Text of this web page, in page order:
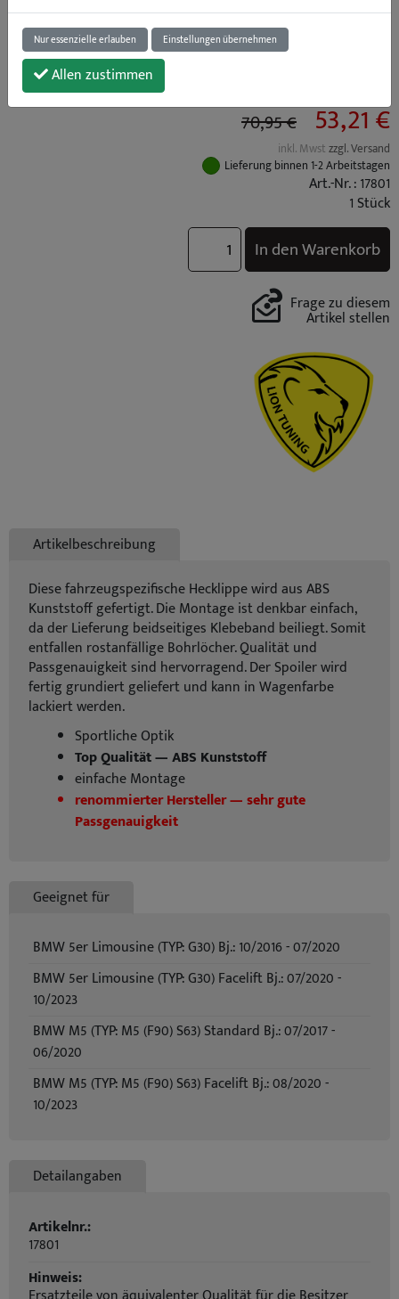
70,95 € 53,21 €
inkl. Mwstzzgl. Versand
Lieferung binnen 1-2 Arbeitstagen
Art.-Nr. : 17801
1 Stück
In den Warenkorb
Frage zu diesem
Artikel stellen
Artikelbeschreibung
Diese fahrzeugspezifische Hecklippe wird aus ABS
Kunststoff gefertigt. Die Montage ist denkbar einfach,
da der Lieferung beidseitiges Klebeband beiliegt. Somit
entfallen rostanfällige Bohrlöcher. Qualität und
Passgenauigkeit sind hervorragend. Der Spoiler wird
fertig grundiert geliefert und kann in Wagenfarbe
lackiert werden.
Sportliche Optik
Top Qualität — ABS Kunststoff
einfache Montage
renommierter Hersteller — sehr gute
Passgenauigkeit
Geeignet für
BMW 5er Limousine (TYP: G30) Bj.: 10/2016 - 07/2020
BMW 5er Limousine (TYP: G30) Facelift Bj.: 07/2020 -
10/2023
BMW M5 (TYP: M5 (F90) S63) Standard Bj.: 07/2017 -
06/2020
BMW M5 (TYP: M5 (F90) S63) Facelift Bj.: 08/2020 -
10/2023
Detailangaben
Artikelnr.:
17801
Hinweis:
Nur essenzielle erlauben Einstellungen übernehmen
Allen zustimmen